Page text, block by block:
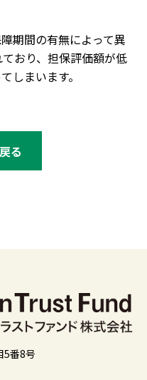
期間の有無によって異
おり、担保評価額が低
しまいます。
る
5番8号